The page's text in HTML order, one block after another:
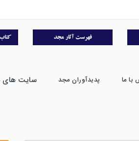
با ما پدیدآوران مجد سایت های